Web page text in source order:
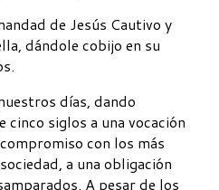
de Jesús Cautivo y
dándole cobijo en su
días, dando
siglos a una vocación
con los más
a una obligación
A pesar de los